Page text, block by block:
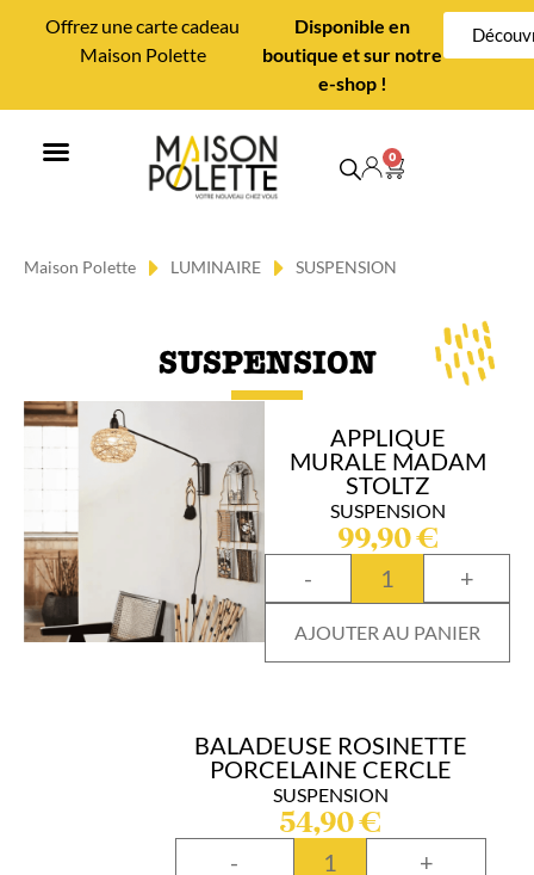
Offrez une carte cadeau
Maison Polette
Disponible en
boutique et sur notre
e-shop !
0
Maison Polette LUMINAIRE SUSPENSION
SUSPENSION
APPLIQUE
MURALE MADAM
STOLTZ
SUSPENSION
99,90€
- +
AJOUTER AU PANIER
BALADEUSE ROSINETTE
PORCELAINE CERCLE
SUSPENSION
54,90€
- +